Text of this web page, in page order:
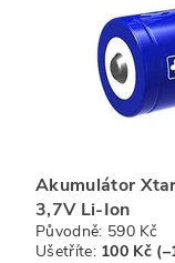
Akumulátor
3,7V Li-Ion
Původně: 590 Kč
Ušetříte: 100 Kč